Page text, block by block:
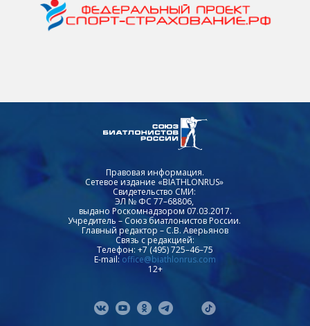
Правовая информация.
Сетевое издание «BIATHLONRUS»
Свидетельство СМИ:
ЭЛ № ФС 77–68806,
выдано Роскомнадзором 07.03.2017.
Учредитель – Союз биатлонистов России.
Главный редактор – С.В. Аверьянов
Связь с редакцией:
Телефон: +7 (495) 725–46–75
E-mail: office@biathlonrus.com
12+